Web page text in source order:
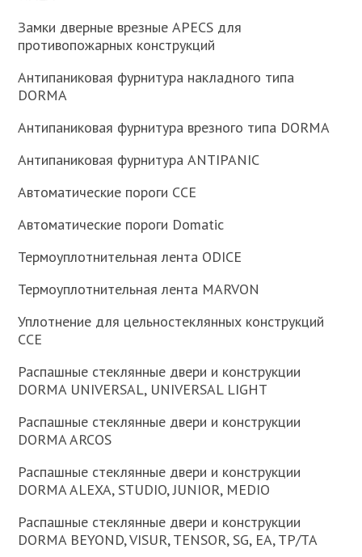
Замки дверные врезные APECS для
противопожарных конструкций
Антипаниковая фурнитура накладного типа
DORMA
Антипаниковая фурнитура врезного типа DORMA
Антипаниковая фурнитура ANTIPANIC
Автоматические пороги CCE
Автоматические пороги Domatic
Термоуплотнительная лента ODICE
Термоуплотнительная лента MARVON
Уплотнение для цельностеклянных конструкций
CCE
Распашные стеклянные двери и конструкции
DORMA UNIVERSAL, UNIVERSAL LIGHT
Распашные стеклянные двери и конструкции
DORMA ARCOS
Распашные стеклянные двери и конструкции
DORMA ALEXA, STUDIO, JUNIOR, MEDIO
Распашные стеклянные двери и конструкции
DORMA BEYOND, VISUR, TENSOR, SG, EA, TP/TA